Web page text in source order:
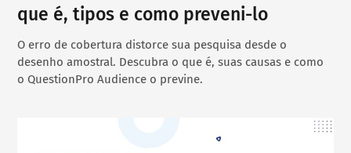
que é, tipos e como preveni-lo
O erro de cobertura distorce sua pesquisa desde o
desenho amostral. Descubra o que é, suas causas e como
o QuestionPro Audience o previne.